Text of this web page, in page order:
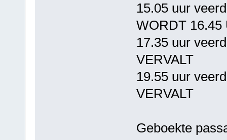
15.05 uur
WORDT 16.45
17.35 uur
VERVALT
19.55 uur
VERVALT
Geboekte